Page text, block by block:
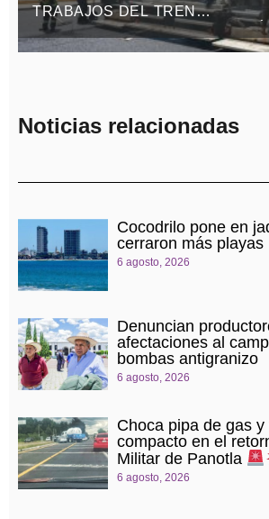
TRABAJOS DEL TREN
CAPITALINO DE
EN BULEVAR HÉROES DEL 5
Noticias relacionadas
Cocodrilo pone en
cerraron más playas
6 agosto, 2026
Denuncian
afectaciones al
bombas antigranizo
6 agosto, 2026
Choca pipa de gas
compacto en el
Militar de Panotla
6 agosto, 2026